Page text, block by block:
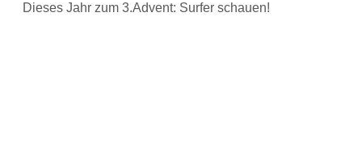
Dieses Jahr zum 3.Advent: Surfer schauen!